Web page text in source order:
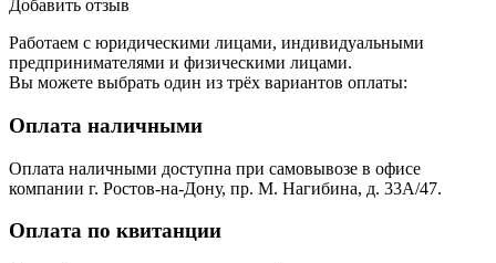
Добавить отзыв
Работаем с юридическими лицами, индивидуальными
предпринимателями и физическими лицами.
Вы можете выбрать один из трёх вариантов оплаты:
Оплата наличными
Оплата наличными доступна при самовывозе в офисе
компании г. Ростов-на-Дону, пр. М. Нагибина, д. 33А/47.
Оплата по квитанции